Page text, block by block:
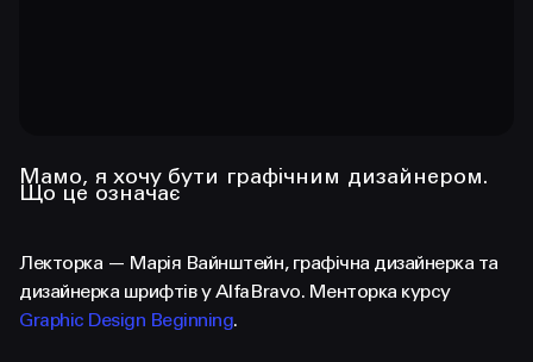
+38 097 015 92 72
hello@prjctr.com
INSTAGRAM TELEGRAM
Мамо, я хочу бути графічним дизайнером.
Що це означає
Лекторка — Марія Вайнштейн, графічна дизайнерка та
дизайнерка шрифтів у AlfaBravo. Менторка курсу
Graphic Design Beginning.